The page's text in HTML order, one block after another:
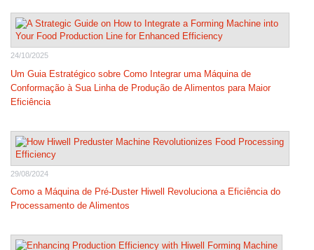
24/10/2025
Um Guia Estratégico sobre Como Integrar uma Máquina de
Conformação à Sua Linha de Produção de Alimentos para Maior
Eficiência
29/08/2024
Como a Máquina de Pré-Duster Hiwell Revoluciona a Eficiência do
Processamento de Alimentos